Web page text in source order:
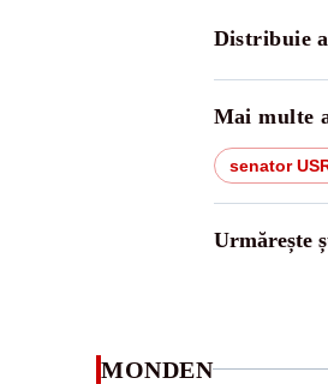
Distribuie
Mai multe
senator
Urmărește
MONDEN